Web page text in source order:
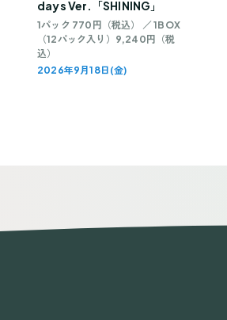
days Ver.「SHINING」
1パック 770円（税込） ／ 1BOX
（12パック入り）9,240円（税
込）
2026年9月18日(金)